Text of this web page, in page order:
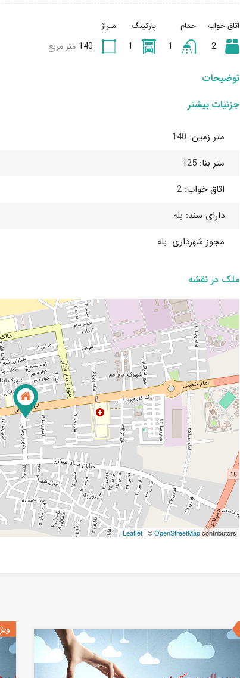
اتاق خواب
2
حمام
1
پارکینگ
1
متراژ
140 متر مربع
توضیحات
جزئیات بیشتر
متر زمین: 140
متر بنا: 125
اتاق خواب: 2
دارای سند: بله
مجوز شهرداری: بله
ملک در نقشه
Leaflet| ©OpenStreetMapcontributors